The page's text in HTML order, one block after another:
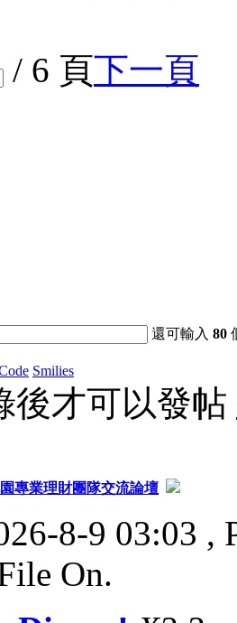
/ 6 頁下一頁
還可輸入80
Smilies
後才可以發帖
專業理財團隊交流論壇
8-9 03:03 ,
On.